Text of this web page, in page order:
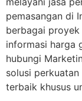
pemasangan di
berbagai proyek
informasi harga
hubungi
solusi
terbaik khusus